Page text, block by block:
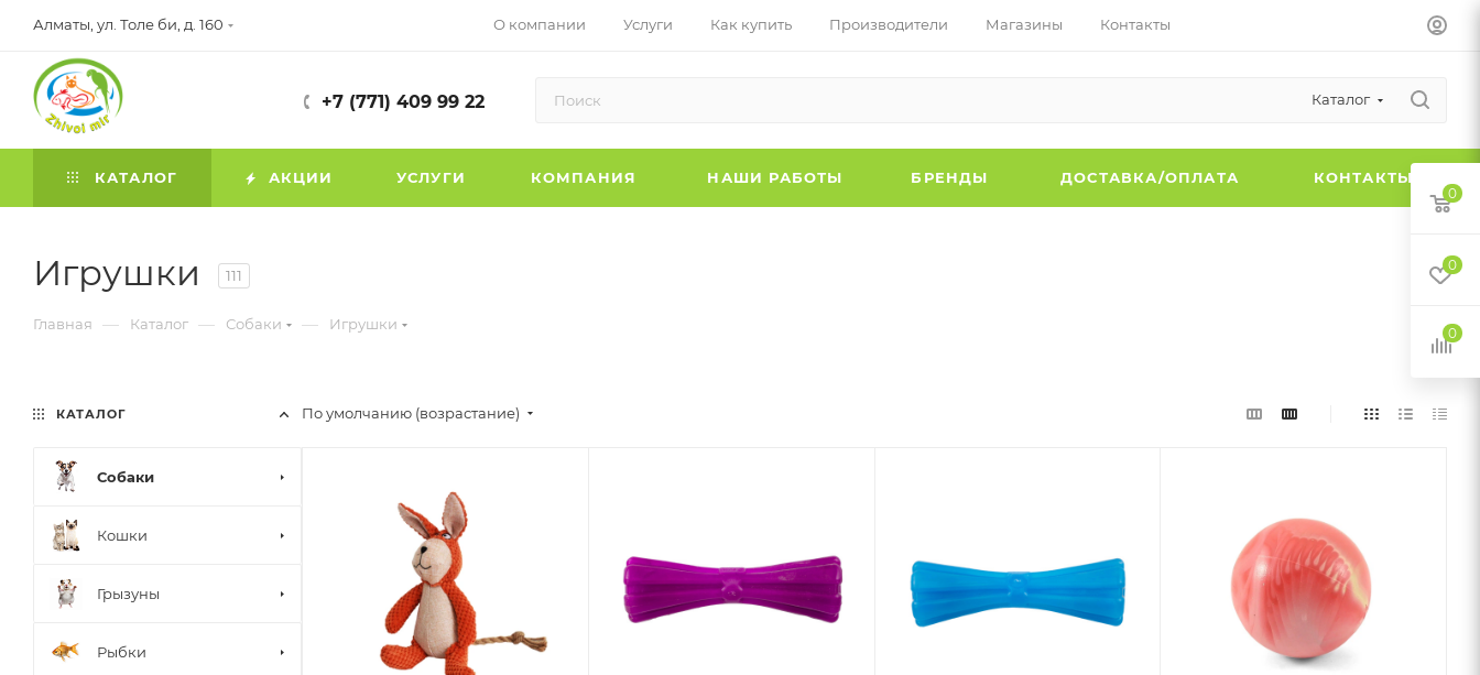
Алматы, ул. Толе би, д. 160 О компании Услуги Как купить Производители Магазины Контакты
+7 (771) 409 99 22 Каталог
КАТАЛОГ АКЦИИ УСЛУГИ КОМПАНИЯ НАШИ РАБОТЫ БРЕНДЫ ДОСТАВКА/ОПЛАТА КОНТАКТЫ
Игрушки 111
Главная — Каталог — Собаки — Игрушки
По умолчанию (возрастание)
КАТАЛОГ
Собаки
Кошки
Грызуны
Рыбки
0
0
0